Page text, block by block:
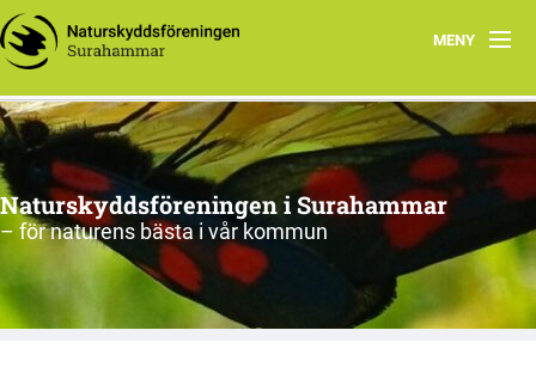
MENY
Hem
Om oss
Aktiviteter
Arkiv
Naturskyddsföreningen i Surahammar
– för naturens bästa i vår kommun